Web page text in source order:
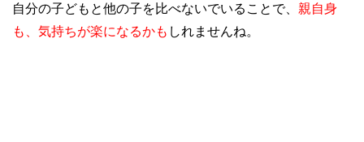
自分の子どもと他の子を比べないでいることで、 親自身
も、気持ちが楽になるかも しれませんね。